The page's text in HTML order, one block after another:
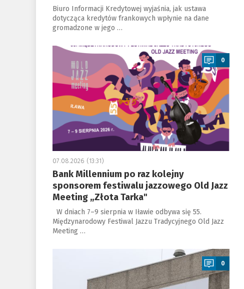
Biuro Informacji Kredytowej wyjaśnia, jak ustawa
dotycząca kredytów frankowych wpłynie na dane
gromadzone w jego …
a
0
07.08.2026 (13:31)
Bank Millennium po raz kolejny
sponsorem festiwalu jazzowego Old Jazz
Meeting „Złota Tarka"
W dniach 7–9 sierpnia w Iławie odbywa się 55.
Międzynarodowy Festiwal Jazzu Tradycyjnego Old Jazz
Meeting …
0